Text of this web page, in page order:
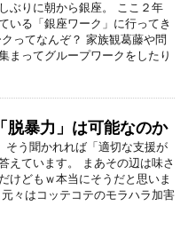
ぶりに朝から銀座。 ここ２年
いる「銀座ワーク」に行ってき
ってなんぞ？ 家族観葛藤や問
まってグループワークをしたり
脱暴力」は可能なのか
そう聞かれれば「適切な支援が
えています。 まあその辺は味さ
けどもｗ本当にそうだと思いま
々はコッテコテのモラハラ加害